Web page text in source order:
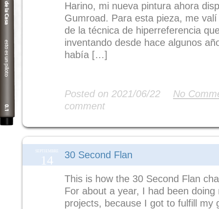
Harino, mi nueva pintura ahora
Gumroad. Para esta pieza, me
de la técnica de hiperreferencia
inventando desde hace algunos
había […]
Posted on 2021/06/22
No
comment
SEPTIEMBRE
14 30 Second Flan
This is how the 30 Second Flan
For about a year, I had been doing
projects, because I got to fulfill my